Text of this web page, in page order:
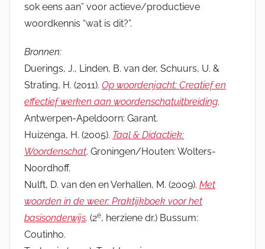
sok eens aan” voor actieve/productieve
woordkennis “wat is dit?”.
Bronnen:
Duerings, J., Linden, B. van der, Schuurs, U. &
Strating, H. (2011). Op woordenjacht: Creatief en
effectief werken aan woordenschatuitbreiding.
Antwerpen-Apeldoorn: Garant.
Huizenga, H. (2005). Taal & Didactiek:
Woordenschat. Groningen/Houten: Wolters-
Noordhoff.
Nulft, D. van den en Verhallen, M. (2009). Met
woorden in de weer: Praktijkboek voor het
basisonderwijs. (2e, herziene dr.) Bussum:
Coutinho.